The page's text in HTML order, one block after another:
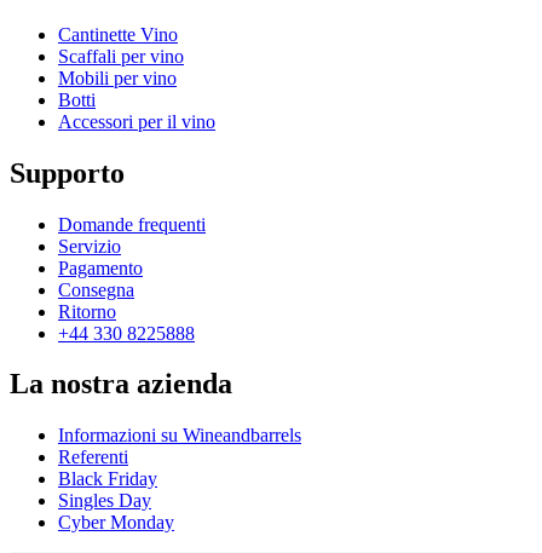
Cantinette Vino
Scaffali per vino
Mobili per vino
Botti
Accessori per il vino
Supporto
Domande frequenti
Servizio
Pagamento
Consegna
Ritorno
+44 330 8225888
La nostra azienda
Informazioni su Wineandbarrels
Referenti
Black Friday
Singles Day
Cyber Monday